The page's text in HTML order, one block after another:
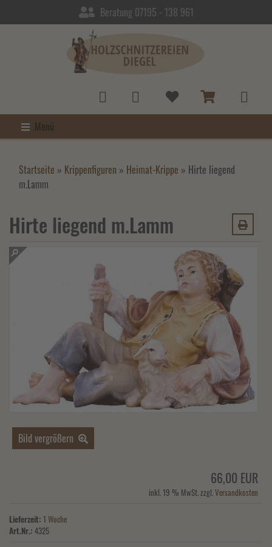
Beratung 07195 - 138 961
Menü
Startseite » Krippenfiguren » Heimat-Krippe » Hirte liegend
m.Lamm
Hirte liegend m.Lamm
Bild vergrößern
66,00 EUR
inkl. 19 % MwSt. zzgl.Versandkosten
Lieferzeit: 1 Woche
Art.Nr.: 4325